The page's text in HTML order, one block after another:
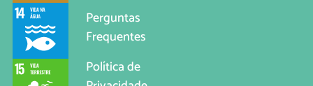
Perguntas
Frequentes
Política de